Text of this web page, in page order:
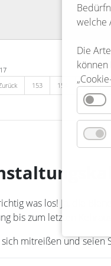
153 154 155
was los! Ja, die
bis zum letzten
sich mitreißen und seien
welche
Die